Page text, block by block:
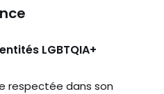
LGBTQIA+
respectée dans son